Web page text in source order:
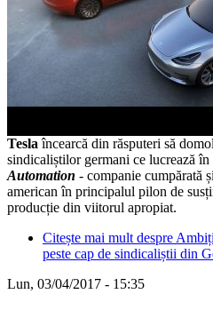
Tesla încearcă din răsputeri să
sindicaliștilor germani ce lucrează în
Automation - companie cumpărată
american în principalul pilon de
producție din viitorul apropiat.
Citește mai mult despre
peste cap de sindicaliștii din
Lun, 03/04/2017 - 15:35